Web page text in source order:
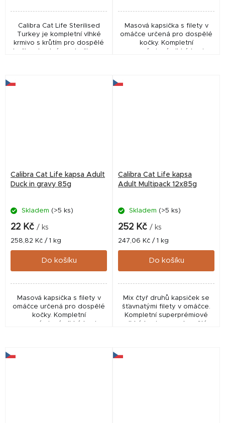
Calibra Cat Life Sterilised
Turkey je kompletní vlhké
krmivo s krůtím pro dospělé
Masová kapsička s filety v
omáčce určená pro dospělé
kočky. Kompletní
Calibra Cat Life kapsa Adult
Duck in gravy 85g
Skladem (>5 ks)
22 Kč / ks
Měrná
cena:
258,82 Kč / 1 kg
Do košíku
Masová kapsička s filety v
omáčce určená pro dospělé
kočky. Kompletní
superprémiové vlhké krmivo
Calibra Cat Life kapsa
Adult Multipack 12x85g
Skladem (>5 ks)
252 Kč / ks
Měrná
cena:
247,06 Kč / 1 kg
Do košíku
Mix čtyř druhů kapsiček se
šťavnatými filety v omáčce.
Kompletní superprémiové
vlhké krmivo pro dospělé